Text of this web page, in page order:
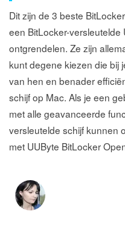
Dit zijn de 3 beste
een BitLocker-versleutelde
ontgrendelen. Ze zijn
kunt degene kiezen die bij
van hen en benader
schijf op Mac. Als je een
met alle geavanceerde
versleutelde schijf kunnen
met UUByte BitLocker